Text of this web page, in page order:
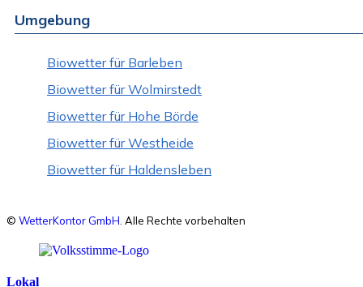
Umgebung
Biowetter für Barleben
Biowetter für Wolmirstedt
Biowetter für Hohe Börde
Biowetter für Westheide
Biowetter für Haldensleben
© WetterKontor GmbH . Alle Rechte vorbehalten
Lokal